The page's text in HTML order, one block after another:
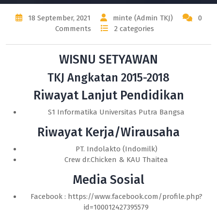
18 September, 2021 minte (Admin TKJ)
0
Comments
2 categories
WISNU SETYAWAN
TKJ Angkatan 2015-2018
Riwayat Lanjut Pendidikan
S1 Informatika Universitas Putra Bangsa
Riwayat Kerja/Wirausaha
PT. Indolakto (Indomilk)
Crew dr.Chicken & KAU Thaitea
Media Sosial
Facebook : https://www.facebook.com/profile.php?
id=100012427395579